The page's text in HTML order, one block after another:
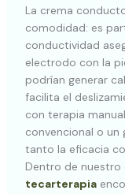
La crema
comodidad: es
conductividad
electrodo con la
podrían generar
facilita el
con terapia
convencional o
tanto la eficacia
Dentro de nuestro
tecarterapia